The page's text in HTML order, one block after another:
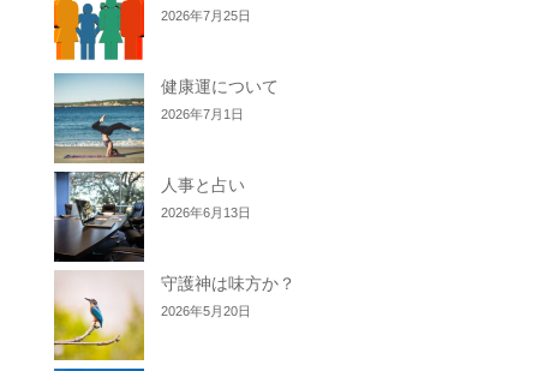
2026年7月25日
健康運について
2026年7月1日
人事と占い
2026年6月13日
守護神は味方か？
2026年5月20日